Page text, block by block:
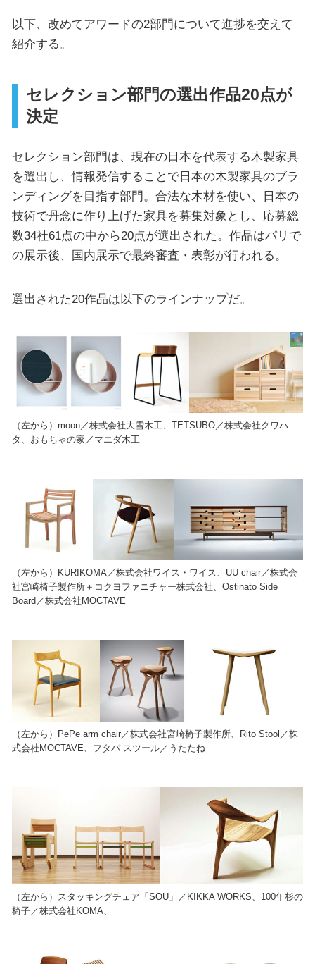
以下、改めてアワードの2部門について進捗を交えて
紹介する。
セレクション部門の選出作品20点が
決定
セレクション部門は、現在の日本を代表する木製家具
を選出し、情報発信することで日本の木製家具のブラ
ンディングを目指す部門。合法な木材を使い、日本の
技術で丹念に作り上げた家具を募集対象とし、応募総
数34社61点の中から20点が選出された。作品はパリで
の展示後、国内展示で最終審査・表彰が行われる。
選出された20作品は以下のラインナップだ。
（左から）moon／株式会社大雪木工、TETSUBO／株式会社クワハ
タ、おもちゃの家／マエダ木工
（左から）KURIKOMA／株式会社ワイス・ワイス、UU chair／株式会
社宮崎椅子製作所＋コクヨファニチャー株式会社、Ostinato Side
Board／株式会社MOCTAVE
（左から）PePe arm chair／株式会社宮崎椅子製作所、Rito Stool／株
式会社MOCTAVE、フタバ スツール／うたたね
（左から）スタッキングチェア「SOU」／KIKKA WORKS、100年杉の
椅子／株式会社KOMA、